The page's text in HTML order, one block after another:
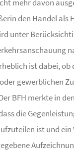
mehr davon
den Handel als
unter
ist dabei, ob
gewerblichen
BFH merkte in
die
ist und ein